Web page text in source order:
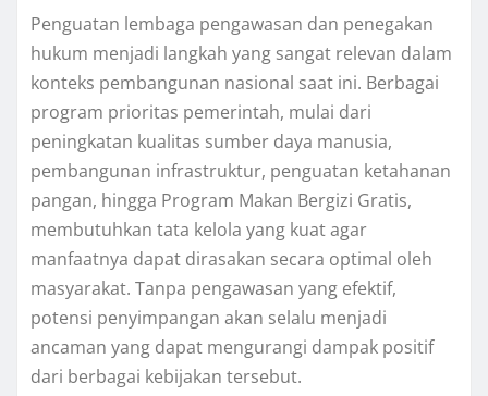
Penguatan lembaga pengawasan dan penegakan
hukum menjadi langkah yang sangat relevan dalam
konteks pembangunan nasional saat ini. Berbagai
program prioritas pemerintah, mulai dari
peningkatan kualitas sumber daya manusia,
pembangunan infrastruktur, penguatan ketahanan
pangan, hingga Program Makan Bergizi Gratis,
membutuhkan tata kelola yang kuat agar
manfaatnya dapat dirasakan secara optimal oleh
masyarakat. Tanpa pengawasan yang efektif,
potensi penyimpangan akan selalu menjadi
ancaman yang dapat mengurangi dampak positif
dari berbagai kebijakan tersebut.